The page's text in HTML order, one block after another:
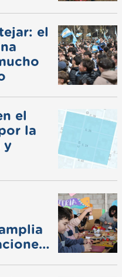
el
el
la
y